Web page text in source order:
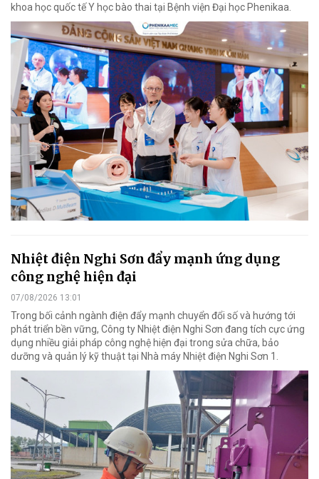
khoa học quốc tế Y học bào thai tại Bệnh viện Đại học Phenikaa.
Nhiệt điện Nghi Sơn đẩy mạnh ứng dụng
công nghệ hiện đại
07/08/2026 13:01
Trong bối cảnh ngành điện đẩy mạnh chuyển đổi số và hướng tới
phát triển bền vững, Công ty Nhiệt điện Nghi Sơn đang tích cực ứng
dụng nhiều giải pháp công nghệ hiện đại trong sửa chữa, bảo
dưỡng và quản lý kỹ thuật tại Nhà máy Nhiệt điện Nghi Sơn 1.